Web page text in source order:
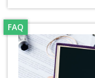
FAQ